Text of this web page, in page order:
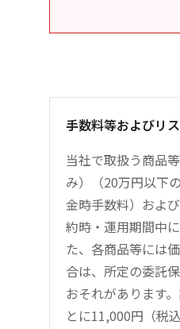
手数料等およびリ
当社で取扱う商品
み）（20万円以下
金時手数料）およ
約時・運用期間中
た、各商品等には
合は、所定の委託
おそれがあります
とに11,000円（税